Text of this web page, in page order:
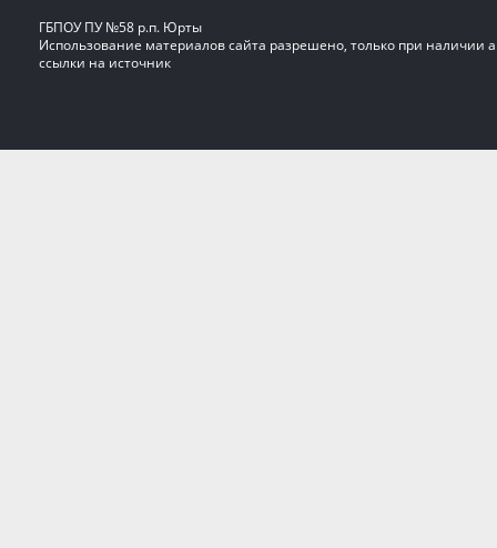
ГБПОУ ПУ №58 р.п. Юрты
Использование материалов сайта разрешено, только при наличии
ссылки на источник